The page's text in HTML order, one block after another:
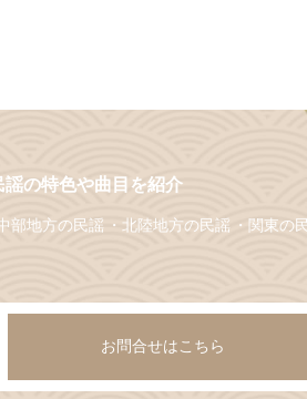
謡の特色や曲目を紹介
部地方の民謡 北陸地方の民謡 関東の
お問合せはこちら